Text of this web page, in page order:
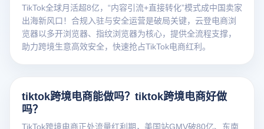
TikTok全球月活超8亿，“内容引流+直接转化”模式成中国卖家
出海新风口！合规入驻与安全运营是破局关键，云登电商浏
览器以多开浏览器、指纹浏览器为核心，提供全流程支撑，
助力跨境生意高效安全，快速抢占TikTok电商红利。
tiktok跨境电商能做吗？tiktok跨境电商好做
吗？
TikTok跨境电商正处流量红利期，美国站GMV破80亿、东南